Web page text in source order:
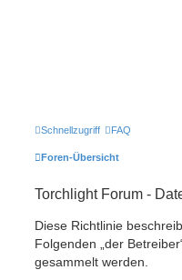
Schnellzugriff FAQ
Foren-Übersicht
Torchlight Forum -
Diese Richtlinie
Folgenden „der
gesammelt werden.